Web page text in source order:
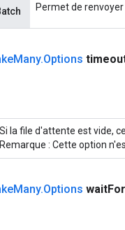
Permet de
Many.Options
Si la file d'attente est vide,
Remarque : Cette option
Many.Options waitFor